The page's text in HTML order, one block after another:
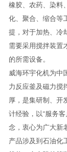
橡胶、农药、染料
化、聚合、缩合等
提，对于加热、冷
需要采用搅拌装置
的所需设备。
威海环宇化机为中
力反应釜及磁力搅
厚，是集研制、开
计经验，以“服务
念，衷心为广大新
产品涉及到石油化